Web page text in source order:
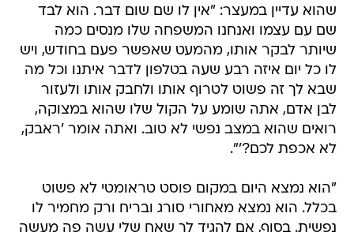
שהוא עדיין במעצר: "אין לו שם שום דבר. הוא לבד
שם עם עצמו ואנחנו המשפחה שלו מנסים כמה
שיותר לבקר אותו, מהמעט שאפשר פעם בחודש, ויש
לו כל יום איזה רבע שעה בטלפון לדבר איתנו וכל מה
שבא לך זה פשוט לטרוף אותו ולחבק אותו ולעזור
לבן אדם, אתה שומע על הקול שלו שהוא במצוקה,
רואים שהוא במצב נפשי לא טוב. ואתה אומר 'ראבק,
לא אכפת לכם?'".
"הוא נמצא היום במקום פוסט טראומטי לא פשוט
בכלל. הוא נמצא מאחורי סורג ובריח ורק מחמיר לו
נפשית. בסוף, אם להגיד לך שאח שלי עשה פה מעשה